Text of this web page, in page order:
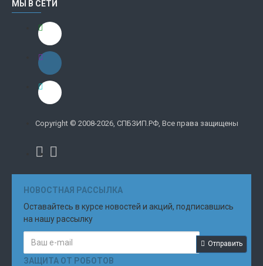
МЫ В СЕТИ
Copyright © 2008-2026, СПБЗИП.РФ, Все права защищены
НОВОСТНАЯ РАССЫЛКА
Оставайтесь в курсе новостей и акций, подписавшись
на нашу рассылку
Отправить
ЗАЩИТА ОТ РОБОТОВ